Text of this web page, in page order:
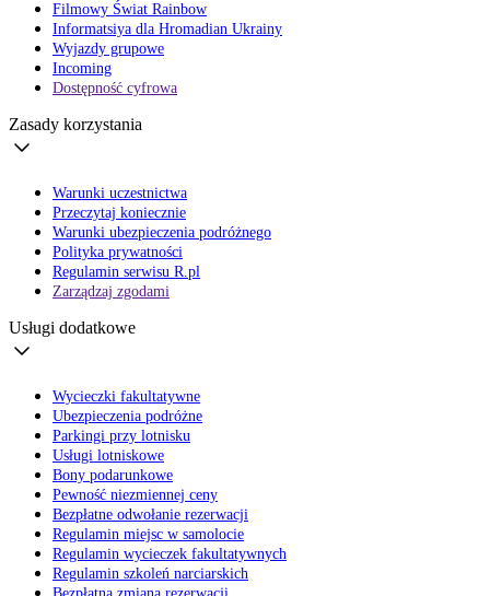
Filmowy Świat Rainbow
Informatsiya dla Hromadian Ukrainy
Wyjazdy grupowe
Incoming
Dostępność cyfrowa
Zasady korzystania
Warunki uczestnictwa
Przeczytaj koniecznie
Warunki ubezpieczenia podróżnego
Polityka prywatności
Regulamin serwisu R.pl
Zarządzaj zgodami
Usługi dodatkowe
Wycieczki fakultatywne
Ubezpieczenia podróżne
Parkingi przy lotnisku
Usługi lotniskowe
Bony podarunkowe
Pewność niezmiennej ceny
Bezpłatne odwołanie rezerwacji
Regulamin miejsc w samolocie
Regulamin wycieczek fakultatywnych
Regulamin szkoleń narciarskich